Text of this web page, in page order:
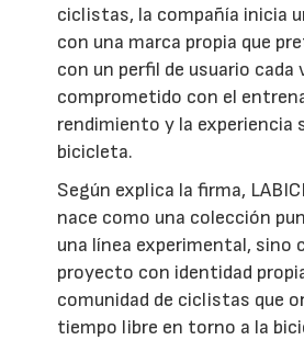
ciclistas, la compañía inicia
con una marca propia que
con un perfil de usuario cada
comprometido con el
rendimiento y la experiencia
bicicleta.
Según explica la firma,
nace como una colección
una línea experimental, sino
proyecto con identidad
comunidad de ciclistas que
tiempo libre en torno a la